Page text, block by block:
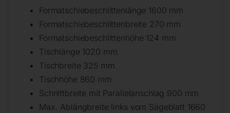
Formatschiebeschlittenlänge 1600 mm
Formatschiebeschlittenbreite 270 mm
Formatschiebeschlittenhöhe 124 mm
Tischlänge 1020 mm
Tischbreite 325 mm
Tischhöhe 860 mm
Schnittbreite mit Parallelanschlag 900 mm
Max. Ablängbreite links vom Sägeblatt 1660